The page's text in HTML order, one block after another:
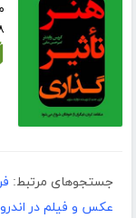
جستجوهای مرتبط:
عکس و فیلم در